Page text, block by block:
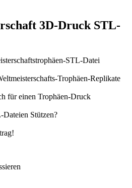
3D-Druck STL-
STL-Datei
Trophäen-Replikate
für einen Trophäen-Druck
Stützen?